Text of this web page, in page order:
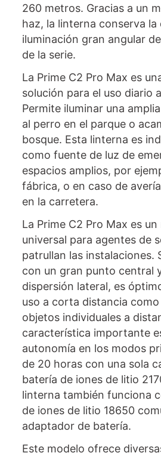
260 metros. Gracias a un
haz, la linterna conserva
iluminación gran angular
de la serie.
La Prime C2 Pro Max es
solución para el uso diario
Permite iluminar una
al perro en el parque o
bosque. Esta linterna es
como fuente de luz de
espacios amplios, por
fábrica, o en caso de
en la carretera.
La Prime C2 Pro Max es
universal para agentes de
patrullan las instalaciones.
con un gran punto central
dispersión lateral, es
uso a corta distancia
objetos individuales a
característica importante
autonomía en los modos
de 20 horas con una sola
batería de iones de litio
linterna también funciona
de iones de litio 18650
adaptador de batería.
Este modelo ofrece